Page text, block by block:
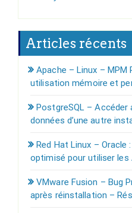
Articles récents
Apache – Linux –
utilisation mémoire et
PostgreSQL – Accéder
données d’une autre
Red Hat Linux – Oracle
optimisé pour utiliser les
VMware Fusion – Bug
après réinstallation –